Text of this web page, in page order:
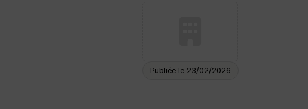
Publiée le 23/02/2026